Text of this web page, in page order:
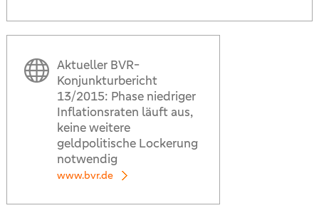
Aktueller BVR-
Konjunkturbericht
13/2015: Phase niedriger
Inflationsraten läuft aus,
keine weitere
geldpolitische Lockerung
notwendig
www.bvr.de